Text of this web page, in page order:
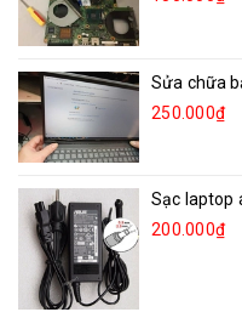
Sửa chữa
250.000₫
Sạc laptop
200.000₫